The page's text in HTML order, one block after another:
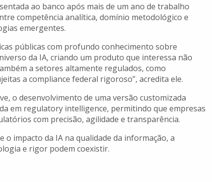
ao banco após mais de um ano de trabalho
competência analítica, domínio metodológico e
emergentes.
públicas com profundo conhecimento sobre
da IA, criando um produto que interessa não
a setores altamente regulados, como
a compliance federal rigoroso”, acredita ele.
o desenvolvimento de uma versão customizada
em regulatory intelligence, permitindo que empresas
com precisão, agilidade e transparência.
o impacto da IA na qualidade da informação, a
e rigor podem coexistir.